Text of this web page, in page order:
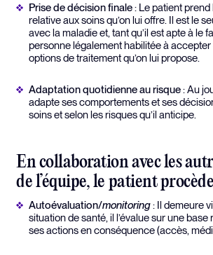
Prise de décision finale: Le patient
relative aux soins qu’on lui offre. Il est le
avec la maladie et, tant qu’il est apte à le
personne légalement habilitée à
options de traitement qu’on lui propose.
Adaptation quotidienne au risque: Au
adapte ses comportements et ses
soins et selon les risques qu’il anticipe.
En collaboration avec les
de l’équipe, le patient
Autoévaluation/monitoring: Il demeure
situation de santé, il l’évalue sur une
ses actions en conséquence (accès,